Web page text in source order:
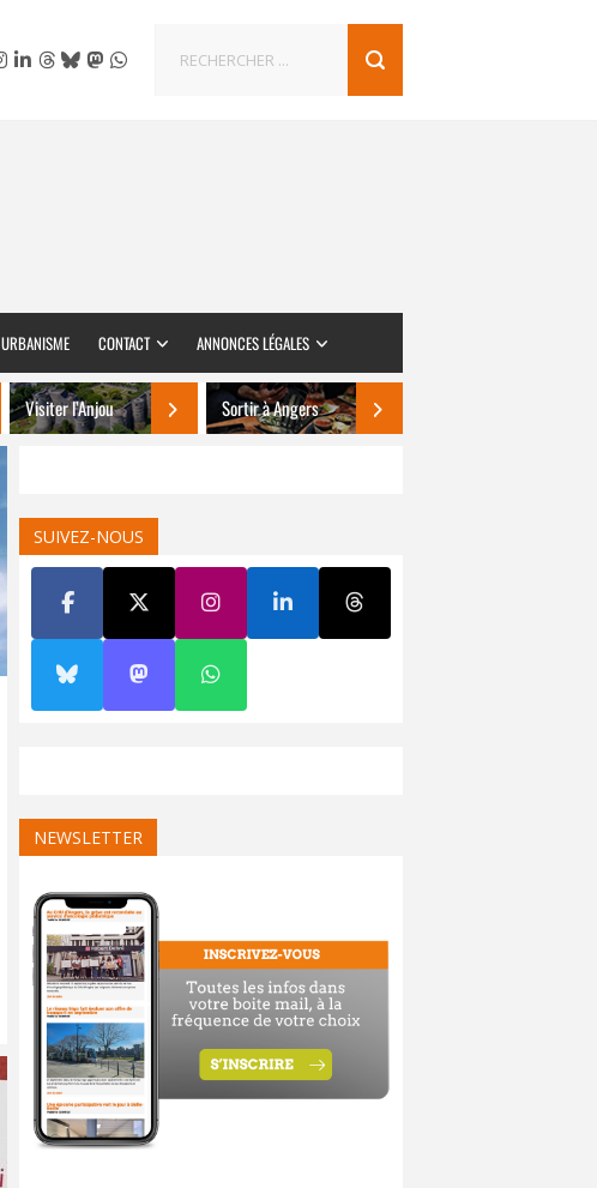
URBANISME CONTACT ANNONCES LÉGALES
Visiter l’Anjou Sortir à Angers
SUIVEZ-NOUS
NEWSLETTER